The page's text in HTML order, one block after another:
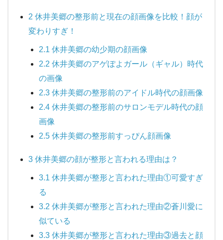
2 休井美郷の整形前と現在の顔画像を比較！顔が
変わりすぎ！
2.1 休井美郷の幼少期の顔画像
2.2 休井美郷のアゲぽよガール（ギャル）時代
の画像
2.3休井美郷の整形前のアイドル時代の顔画像
2.4休井美郷の整形前のサロンモデル時代の顔
画像
2.5休井美郷の整形前すっぴん顔画像
3 休井美郷の顔が整形と言われる理由は？
3.1 休井美郷が整形と言われた理由①可愛すぎ
る
3.2 休井美郷が整形と言われた理由②蒼川愛に
似ている
3.3休井美郷が整形と言われた理由③過去と顔